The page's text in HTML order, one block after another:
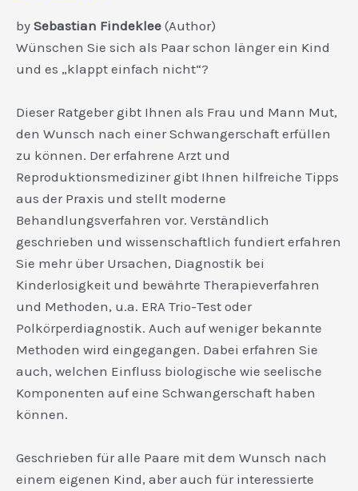
by Sebastian Findeklee (Author)
Wünschen Sie sich als Paar schon länger ein Kind
und es „klappt einfach nicht“?
Dieser Ratgeber gibt Ihnen als Frau und Mann Mut,
den Wunsch nach einer Schwangerschaft erfüllen
zu können. Der erfahrene Arzt und
Reproduktionsmediziner gibt Ihnen hilfreiche Tipps
aus der Praxis und stellt moderne
Behandlungsverfahren vor. Verständlich
geschrieben und wissenschaftlich fundiert erfahren
Sie mehr über Ursachen, Diagnostik bei
Kinderlosigkeit und bewährte Therapieverfahren
und Methoden, u.a. ERA Trio-Test oder
Polkörperdiagnostik. Auch auf weniger bekannte
Methoden wird eingegangen. Dabei erfahren Sie
auch, welchen Einfluss biologische wie seelische
Komponenten auf eine Schwangerschaft haben
können.
Geschrieben für alle Paare mit dem Wunsch nach
einem eigenen Kind, aber auch für interessierte